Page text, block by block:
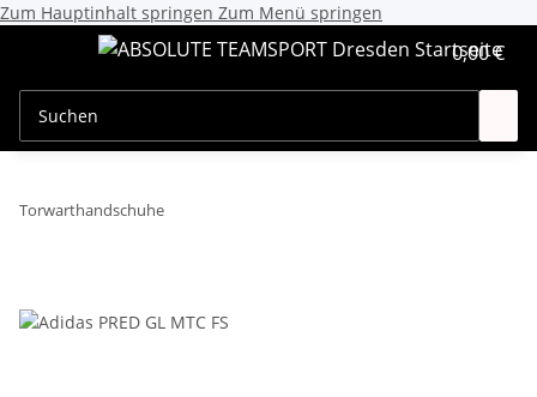
Zum Hauptinhalt springen Zum Menü springen
0,00 €
Torwarthandschuhe